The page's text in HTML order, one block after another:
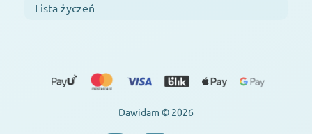
Lista życzeń
Dawidam © 2026